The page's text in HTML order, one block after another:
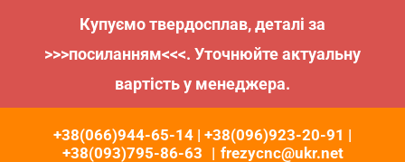
Купуємо твердосплав, деталі за
>>>посиланням<<<. Уточнюйте актуальну
вартість у менеджера.
+38(066)944-65-14 | +38(096)923-20-91 |
+38(093)795-86-63 | frezycnc@ukr.net